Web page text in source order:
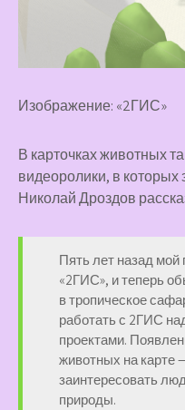
Изображение: «2ГИС»
В карточках животных
видеоролики, в которых
Николай Дроздов
Пять лет назад мой
«2ГИС», и теперь
в тропическое
работать с 2ГИС
проектами.
животных на карте
заинтересовать
природы.